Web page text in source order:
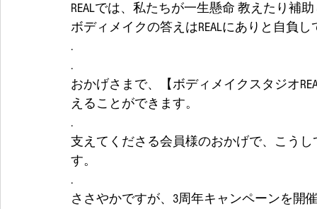
REALでは、私たちが一生懸命 教えたり補
ボディメイクの答えはREALにありと自負
.
.
おかげさまで、【ボディメイクスタジオ
えることができます。
.
支えてくださる会員様のおかげで、こう
す。
.
ささやかですが、3周年キャンペーンを開